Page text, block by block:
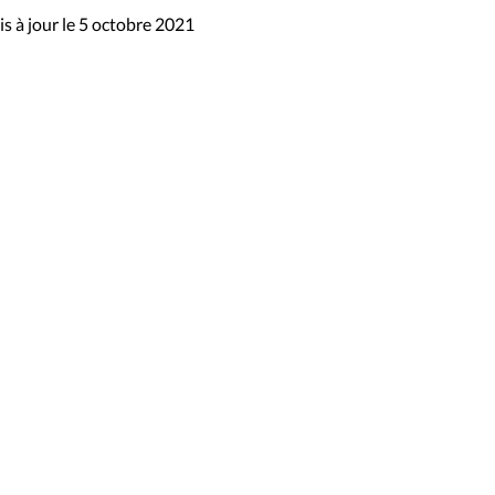
à jour le 5 octobre 2021